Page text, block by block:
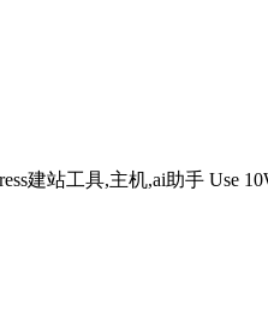
建站工具,主机,ai助手 Use